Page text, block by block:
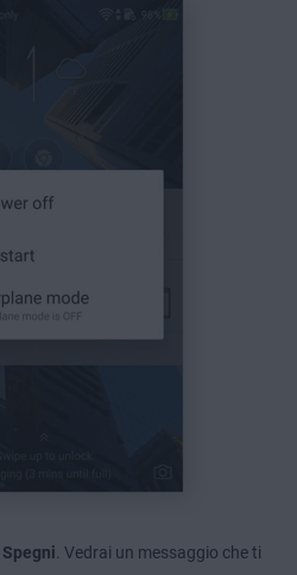
Spegni. Vedrai un messaggio che ti